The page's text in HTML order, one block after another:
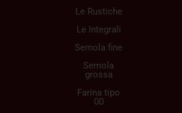
Le Rustiche
Le Integrali
Semola fine
Semola
grossa
Farina tipo
00